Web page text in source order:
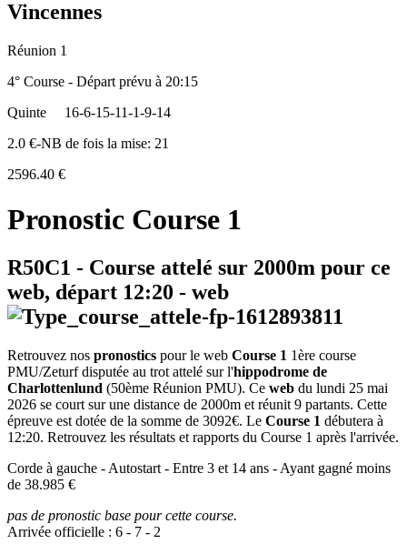
Vincennes
Réunion 1
4° Course - Départ prévu à 20:15
Quinte
16-6-15-11-1-9-14
2.0 €-NB de fois la mise: 21
2596.40 €
Pronostic Course 1
R50C1 - Course attelé sur 2000m pour ce
web, départ 12:20 - web
Retrouvez nos pronostics pour le web Course 1 1ère course
PMU/Zeturf disputée au trot attelé sur l'hippodrome de
Charlottenlund (50ème Réunion PMU). Ce web du lundi 25 mai
2026 se court sur une distance de 2000m et réunit 9 partants. Cette
épreuve est dotée de la somme de 3092€. Le Course 1 débutera à
12:20. Retrouvez les résultats et rapports du Course 1 après l'arrivée.
Corde à gauche - Autostart - Entre 3 et 14 ans - Ayant gagné moins
de 38.985 €
pas de pronostic base pour cette course.
Arrivée officielle : 6 - 7 - 2